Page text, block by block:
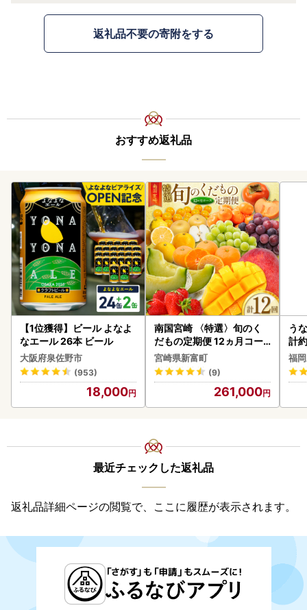
返礼品不要の寄附をする
おすすめ返礼品
【1位獲得】ビール よなよ
なエール 26本 ビール
大阪府泉佐野市
(953)
18,000
南国宮崎 〈特選〉旬のく
だもの定期便 12ヵ月コー
ス【F84-25】
宮崎県新富町
(9)
261,000
う
計
な
福
最近チェックした返礼品
返礼品詳細ページの閲覧で、ここに履歴が表示されます。